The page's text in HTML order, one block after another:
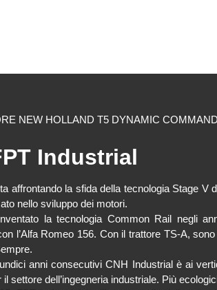
NEW HOLLAND T5 DYNAMIC
Industrial
affrontando la sfida della tecnologia Stage V
nello sviluppo dei motori.
la tecnologia Common Rail negli
l’Alfa Romeo 156. Con il trattore TS-A,
anni consecutivi CNH Industrial è ai
settore dell’ingegneria industriale. Più